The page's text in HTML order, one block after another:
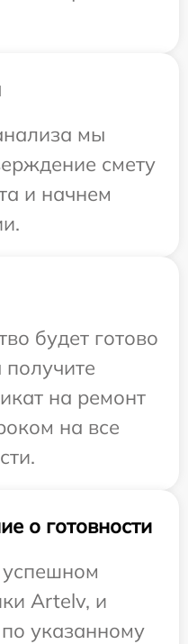
мы
смету
и начнем
будет готово
на ремонт
на все
о готовности
Artelv, и
указанному